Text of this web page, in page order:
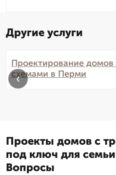
Другие услуги
Проектирование
схемами в Перми
‹
Проекты домов с
под ключ для
Вопросы